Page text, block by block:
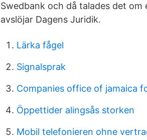
Swedbank och då talades det om
avslöjar Dagens Juridik.
Lärka fågel
Signalsprak
Companies office of jamaica
Öppettider alingsås storken
Mobil telefonieren ohne